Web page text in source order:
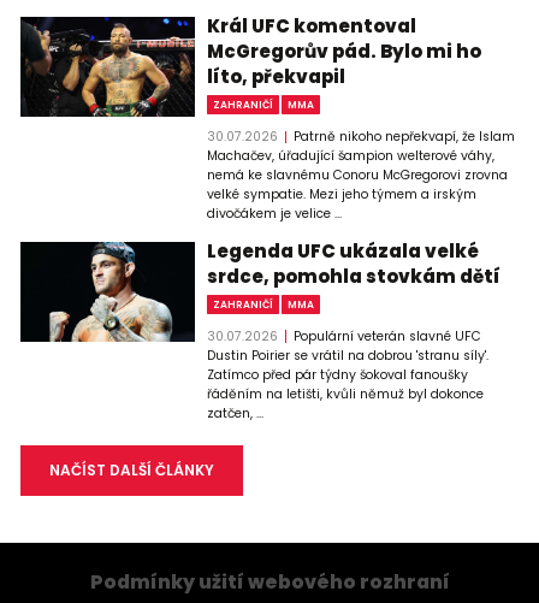
Král UFC komentoval
McGregorův pád. Bylo mi ho
líto, překvapil
ZAHRANIČÍ MMA
30.07.2026
Patrně nikoho nepřekvapí, že Islam
Machačev, úřadující šampion welterové váhy,
nemá ke slavnému Conoru McGregorovi zrovna
velké sympatie. Mezi jeho týmem a irským
divočákem je velice ...
Legenda UFC ukázala velké
srdce, pomohla stovkám dětí
ZAHRANIČÍ MMA
30.07.2026
Populární veterán slavné UFC
Dustin Poirier se vrátil na dobrou 'stranu síly'.
Zatímco před pár týdny šokoval fanoušky
řáděním na letišti, kvůli němuž byl dokonce
zatčen, ...
NAČÍST DALŠÍ ČLÁNKY
Podmínky užití webového rozhraní